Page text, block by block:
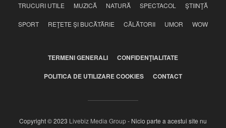
TRUCURI UTILE MUZICĂ NATURĂ SPECTACOL ŞTIINŢĂ
SPORT REŢETE ŞI BUCĂTĂRIE CĂLĂTORII UMOR WOW
TERMENI GENERALI CONFIDENŢIALITATE
POLITICA DE UTILIZARE COOKIES CONTACT
Copyright © 2023 Livebiz Media Group- Nicio parte a acestui site nu